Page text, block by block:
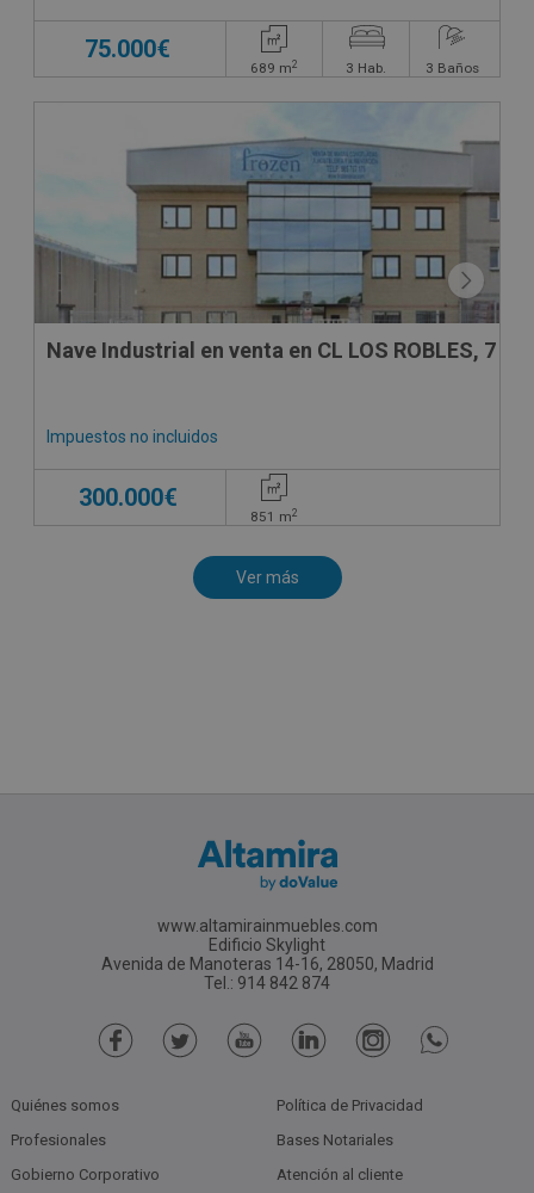
75.000€
689 m2 3 Hab. 3 Baños
Nave Industrial en venta en CL LOS ROBLES, 7
Impuestos no incluidos
300.000€
851 m2
www.altamirainmuebles.com
Edificio Skylight
Avenida de Manoteras 14-16, 28050, Madrid
Tel.: 914 842 874
Quiénes somos
Profesionales
Gobierno Corporativo
Política de Privacidad
Bases Notariales
Atención al cliente